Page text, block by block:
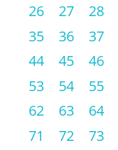
26
27 28
35
36 37
44
45 46
53
54 55
62
63 64
71
72 73